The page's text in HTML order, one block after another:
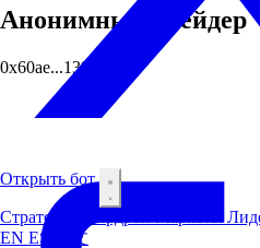
Открыть бот
Стратегии
EN ES
中文
Анонимный трейдер
0x60ae...1399